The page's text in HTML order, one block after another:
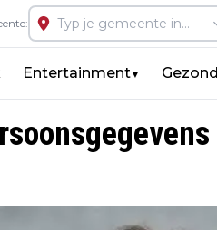
Entertainment▼